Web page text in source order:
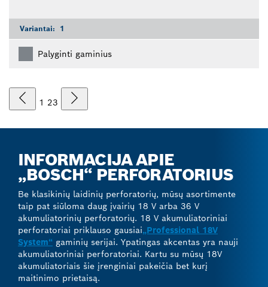
Variantai: 1
Palyginti gaminius
1 23
INFORMACIJA APIE
„BOSCH“ PERFORATORIUS
Be klasikinių laidinių perforatorių, mūsų asortimente
taip pat siūloma daug įvairių 18 V arba 36 V
akumuliatorinių perforatorių. 18 V akumuliatoriniai
perforatoriai priklauso gausiai„Professional 18V
System“ gaminių serijai. Ypatingas akcentas yra nauji
akumuliatoriniai perforatoriai. Kartu su mūsų 18V
akumuliatoriais šie įrenginiai pakeičia bet kurį
maitinimo prietaisą.